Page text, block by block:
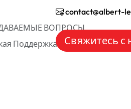
ВОПРОСЫ
Поддержка
contact@albert-
Свяжитесь с